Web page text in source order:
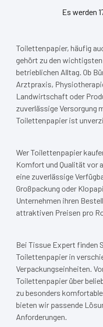
Es werden
Toilettenpapier, häufig
gehört zu den
betrieblichen Alltag. Ob
Arztpraxis,
Landwirtschaft oder
zuverlässige Versorgung
Toilettenpapier ist
Wer Toilettenpapier
Komfort und Qualität vor
eine zuverlässige
Großpackung oder
Unternehmen ihren
attraktiven Preisen pro
Bei Tissue Expert finden
Toilettenpapier in
Verpackungseinheiten.
Toilettenpapier über
zu besonders
bieten wir passende
Anforderungen.